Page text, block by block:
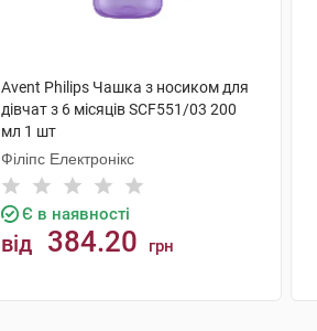
Avent Philips Чашка з носиком для
дівчат з 6 місяців SCF551/03 200
мл 1 шт
Філіпс Електронікс
Є в наявності
від 384.20 грн